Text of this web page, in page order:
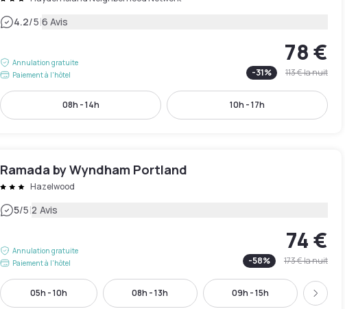
4.2/5|6 Avis
Annulation gratuite
Paiement à l'hôtel
78 €
-31% 113 €la nuit
08h - 14h 10h - 17h
Ramada by Wyndham Portland
Hazelwood
5/5|2 Avis
Annulation gratuite
Paiement à l'hôtel
74 €
-58% 173 €la nuit
05h - 10h 08h - 13h 09h - 15h Suivant